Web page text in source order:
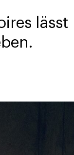
lässt